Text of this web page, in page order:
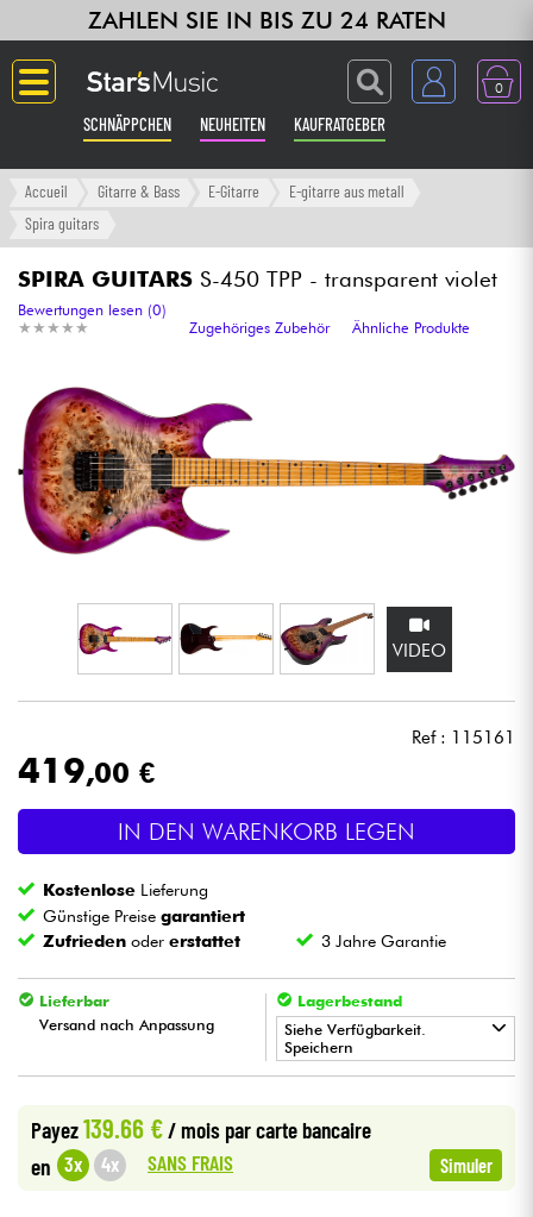
ZAHLEN SIE IN BIS ZU 24 RATEN
0
SCHNÄPPCHEN NEUHEITEN KAUFRATGEBER
Langue
Verstärker & Effekte
Synths & samplers
Studio
Kopfhörer
Mikros
Licht
Blasinstrumente
Violinen & Quartett
Kabel & Zubehöre
HiFi
Accueil Gitarre & Bass E-Gitarre
E-gitarre aus metall
Spira guitars
SPIRA GUITARS S-450 TPP - transparent violet
★ ★ ★ ★ ★
★ ★ ★ ★ ★
Bewertungen lesen (0)
Zugehöriges Zubehör
Ähnliche Produkte
VIDEO
Ref : 115161
419,00 €
IN DEN WARENKORB LEGEN
Kostenlose Lieferung
Günstige Preisegarantiert
Zufrieden odererstattet 3 Jahre Garantie
Lieferbar
Versand nach Anpassung
Lagerbestand
Siehe Verfügbarkeit.
Speichern
• PARIS
Payez139.66 € / mois par carte bancaire
en 3x 4x SANS FRAIS Simuler